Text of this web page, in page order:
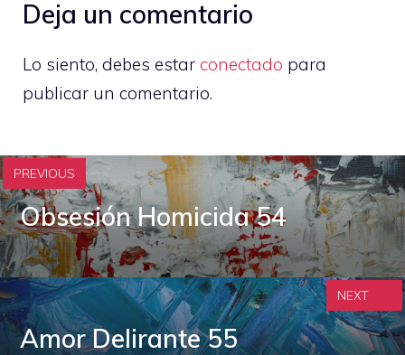
Deja un comentario
Lo siento, debes estar conectado para
publicar un comentario.
PREVIOUS
Obsesión Homicida 54
Amor Delirante 55
NEXT